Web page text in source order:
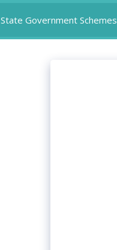
State Government Schemes